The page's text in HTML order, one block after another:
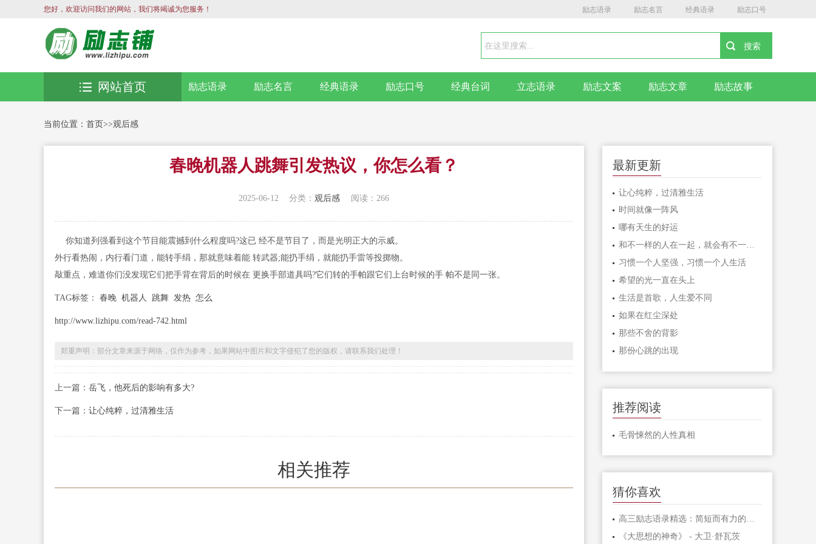
您好，欢迎访问我们的网站，我们将竭诚为您服务！ 励志语录 励志名言 经典语录 励志口号
励志语录 励志名言 经典语录 励志口号 经典台词 立志语录 励志文案 励志文章 励志故事
网站首页
当前位置： 首页>>观后感
春晚机器人跳舞引发热议，你怎么看？
2025-06-12 分类：观后感 阅读：266
你知道列强看到这个节目能震撼到什么程度吗?这已 经不是节目了，而是光明正大的示威。
外行看热闹，内行看门道，能转手绢，那就意味着能 转武器;能扔手绢，就能扔手雷等投掷物。
敲重点，难道你们没发现它们把手背在背后的时候在 更换手部道具吗?它们转的手帕跟它们上台时候的手 帕不是同一张。
TAG标签： 春晚 机器人 跳舞 发热 怎么
http://www.lizhipu.com/read-742.html
郑重声明：部分文章来源于网络，仅作为参考，如果网站中图片和文字侵犯了您的版权，请联系我们处理！
上一篇： 岳飞，他死后的影响有多大?
下一篇： 让心纯粹，过清雅生活
相关推荐
最新更新
让心纯粹，过清雅生活
时间就像一阵风
哪有天生的好运
和不一样的人在一起，就会有不一样的人生
习惯一个人坚强，习惯一个人生活
希望的光一直在头上
生活是首歌，人生爱不同
如果在红尘深处
那些不舍的背影
那份心跳的出现
推荐阅读
毛骨悚然的人性真相
猜你喜欢
高三励志语录精选：简短而有力的激励句子
《大思想的神奇》 - 大卫·舒瓦茨